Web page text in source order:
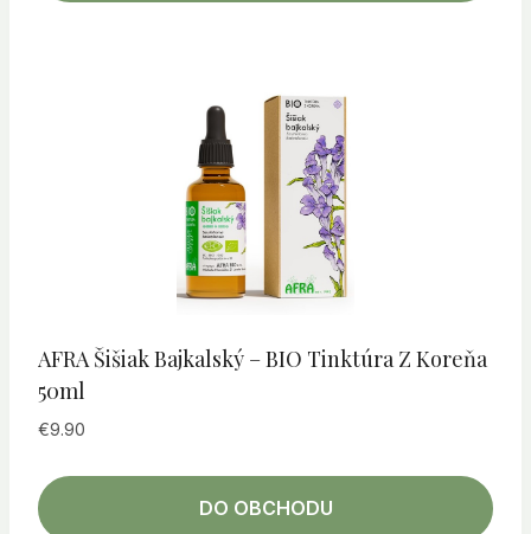
AFRA Šišiak Bajkalský – BIO Tinktúra Z Koreňa
50ml
€9.90
DO OBCHODU